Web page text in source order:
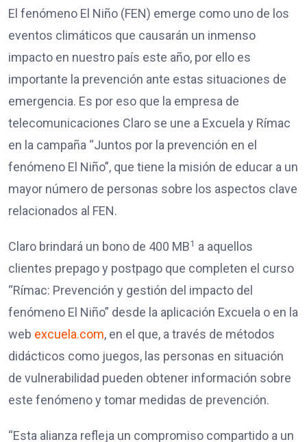
El fenómeno El Niño (FEN) emerge como uno de los
eventos climáticos que causarán un inmenso
impacto en nuestro país este año, por ello es
importante la prevención ante estas situaciones de
emergencia. Es por eso que la empresa de
telecomunicaciones Claro se une a Excuela y Rímac
en la campaña “Juntos por la prevención en el
fenómeno El Niño”, que tiene la misión de educar a un
mayor número de personas sobre los aspectos clave
relacionados al FEN.
Claro brindará un bono de 400 MB1 a aquellos
clientes prepago y postpago que completen el curso
“Rímac: Prevención y gestión del impacto del
fenómeno El Niño” desde la aplicación Excuela o en la
web excuela.com, en el que, a través de métodos
didácticos como juegos, las personas en situación
de vulnerabilidad pueden obtener información sobre
este fenómeno y tomar medidas de prevención.
“Esta alianza refleja un compromiso compartido a un